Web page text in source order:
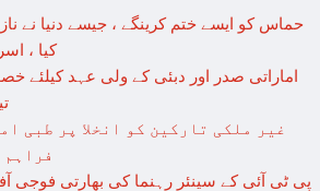
حماس کو ایسے ختم کرینگے ، جیسے دنیا نے
کیا ،
اماراتی صدر اور دبئی کے ولی عہد کیلئے
غیر ملکی تارکین کو انخلا پر طبی
پی ٹی آئی کے سینئر رہنما کی بھارتی فوجی